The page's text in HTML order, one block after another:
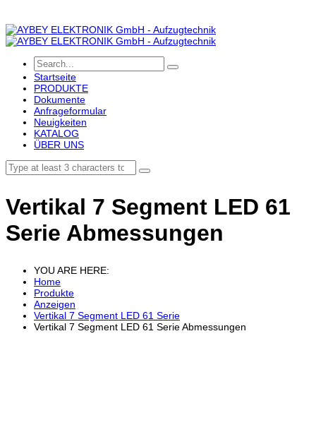
Startseite
PRODUKTE
Dokumente
Anfrageformular
Neuigkeiten
KATALOG
ÜBER UNS
Vertikal 7 Segment LED 61
Serie Abmessungen
YOU ARE HERE:
Home
Produkte
Anzeigen
Vertikal 7 Segment LED 61 Serie
Vertikal 7 Segment LED 61 Serie Abmessungen